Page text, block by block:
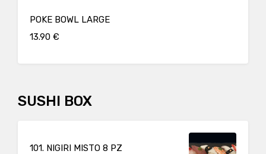
POKE BOWL LARGE
13.90 €
SUSHI BOX
101. NIGIRI MISTO 8 PZ